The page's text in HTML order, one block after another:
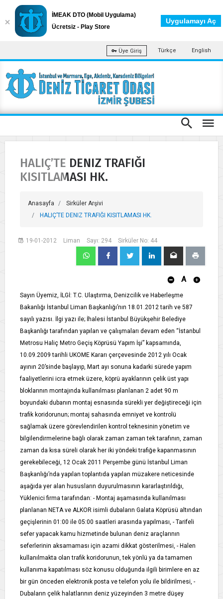
Üye Giriş Türkçe English
HALIÇ’TE DENIZ TRAFIĞI
KISITLAMASI HK.
Anasayfa
Sirküler Arşivi
HALIÇ’TE DENIZ TRAFIĞI KISITLAMASI HK.
19-01-2012 Liman Sayı: 294 Sirküler No: 44
A
Sayın Üyemiz, İLGİ: T.C. Ulaştırma, Denizcilik ve Haberleşme
Bakanlığı İstanbul Liman Başkanlığı’nın 18.01.2012 tarih ve 587
sayılı yazısı. İlgi yazı ile; İhalesi İstanbul Büyükşehir Belediye
Başkanlığı tarafından yapılan ve çalışmaları devam eden “İstanbul
Metrosu Haliç Metro Geçiş Köprüsü Yapım İşi” kapsamında,
10.09.2009 tarihli UKOME Kararı çerçevesinde 2012 yılı Ocak
ayının 20’sinde başlayıp, Mart ayı sonuna kadarki sürede yapım
faaliyetlerini icra etmek üzere, köprü ayaklarının çelik üst yapı
bloklarının montajında kullanılması planlanan 2 adet 90 m
boyundaki dubanın montaj esnasında sürekli yer değiştireceği için
trafik koridorunun; montaj sahasında emniyet ve kontrolü
sağlamak üzere görevlendirilen kontrol teknesinin yönetim ve
bilgilendirmelerine bağlı olarak zaman zaman tek tarafının, zaman
zaman da kısa süreli olarak her iki yöndeki trafiğe kapanmasının
gerekebileceği, 12 Ocak 2011 Perşembe günü İstanbul Liman
Başkanlığı’nda yapılan toplantıda yapılan müzakere neticesinde
aşağıda yer alan hususların duyurulmasının kararlaştırıldığı,
Yüklenici firma tarafından: - Montaj aşamasında kullanılması
planlanan NETA ve ALKOR isimli dubaların Galata Köprüsü altından
geçişlerinin 01:00 ile 05:00 saatleri arasında yapılması, - Tarifeli
sefer yapacak kamu hizmetinde bulunan deniz araçlarının
seferlerinin aksamaması için azami dikkat gösterilmesi, - Halen
kullanılmakta olan trafik koridorunun, tek yönlü ya da tamamen
kullanıma kapatılması söz konusu olduğunda ilgili birimlere en az
bir gün önceden elektronik posta ve telefon yolu ile bildirilmesi, -
Dubaların çelik halatlarının deniz yüzeyinden 3 metre düşey
İMEAK DTO (Mobil Uygulama)
Ücretsiz - Play Store
Uygulamayı Aç